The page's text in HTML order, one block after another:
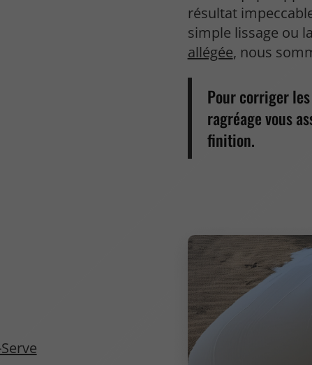
résultat
simple lissage ou
allégée, nous
Pour corriger
ragréage vous
finition.